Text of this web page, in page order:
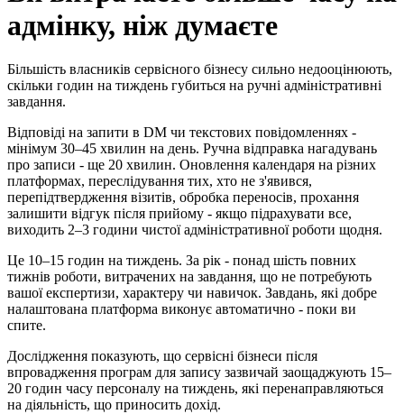
адмінку, ніж думаєте
Більшість власників сервісного бізнесу сильно недооцінюють,
скільки годин на тиждень губиться на ручні адміністративні
завдання.
Відповіді на запити в DM чи текстових повідомленнях -
мінімум 30–45 хвилин на день. Ручна відправка нагадувань
про записи - ще 20 хвилин. Оновлення календаря на різних
платформах, переслідування тих, хто не з'явився,
перепідтвердження візитів, обробка переносів, прохання
залишити відгук після прийому - якщо підрахувати все,
виходить 2–3 години чистої адміністративної роботи щодня.
Це 10–15 годин на тиждень. За рік - понад шість повних
тижнів роботи, витрачених на завдання, що не потребують
вашої експертизи, характеру чи навичок. Завдань, які добре
налаштована платформа виконує автоматично - поки ви
спите.
Дослідження показують, що сервісні бізнеси після
впровадження програм для запису зазвичай заощаджують 15–
20 годин часу персоналу на тиждень, які перенаправляються
на діяльність, що приносить дохід.